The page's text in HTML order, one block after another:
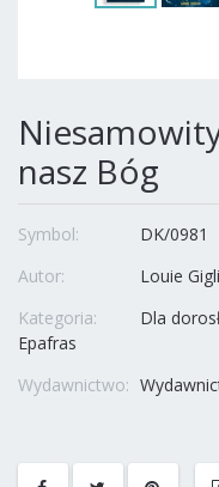
nasz Bóg
Symbol:
DK/0981
Autor:
Louie
Kategoria:
Dla
Epafras
Wydawnictwo: